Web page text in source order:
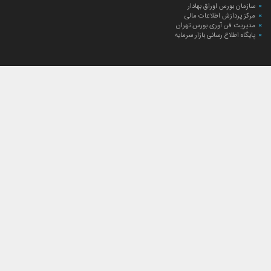
سازمان بورس اوراق بهادار
مرکز پردازش اطلاعات مالی
مدیریت فن آوری بورس تهران
پایگاه اطلاع رسانی بازار سرمایه
ارتباط با صندوق